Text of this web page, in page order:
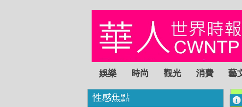
娛樂 時尚 觀光 消費 藝
性感焦點